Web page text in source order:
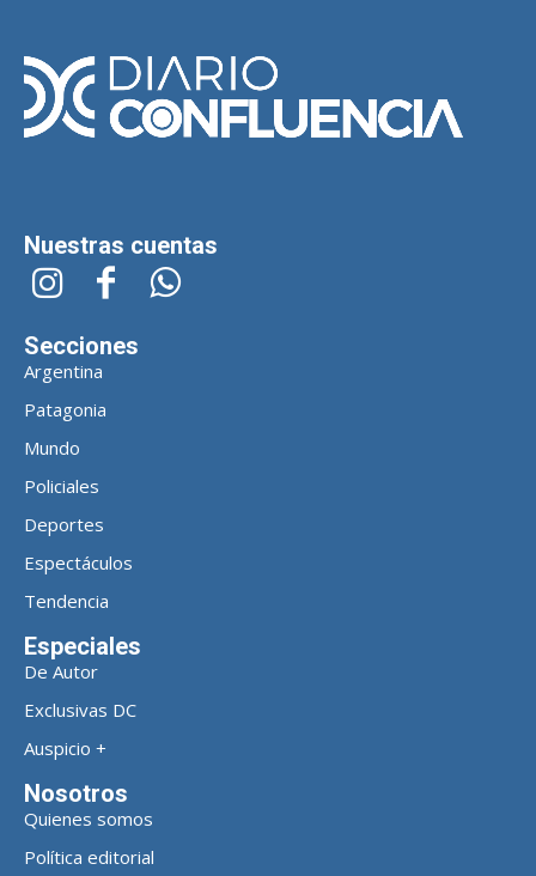
Nuestras cuentas
Secciones
Argentina
Patagonia
Mundo
Policiales
Deportes
Espectáculos
Tendencia
Especiales
De Autor
Exclusivas DC
Auspicio +
Nosotros
Quienes somos
Política editorial